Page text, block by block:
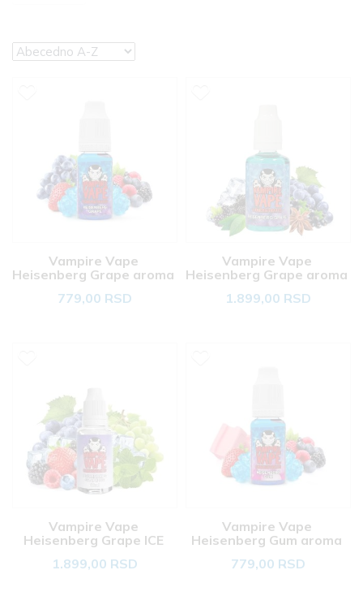
Vampire Vape
Heisenberg Grape aroma
779,00 RSD
Vampire Vape
Heisenberg Grape aroma
1.899,00 RSD
Vampire Vape
Heisenberg Grape ICE
1.899,00 RSD
Vampire Vape
Heisenberg Gum aroma
779,00 RSD